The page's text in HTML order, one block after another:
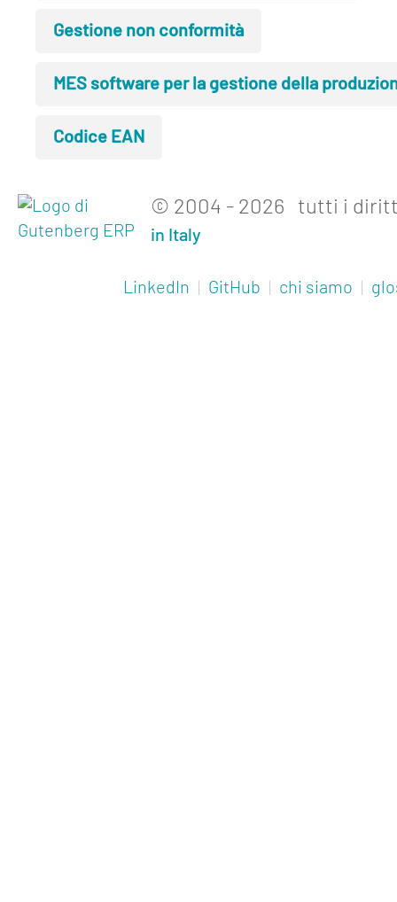
Gestione non conformità
MES software per la gestione della
Codice EAN
© 2004 - 2026 tutti i
in Italy
LinkedIn GitHub chi siamo